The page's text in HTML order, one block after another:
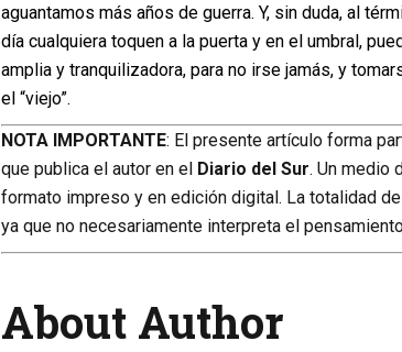
aguantamos más años de guerra. Y, sin duda, al
día cualquiera toquen a la puerta y en el umbral,
amplia y tranquilizadora, para no irse jamás, y
el “viejo”.
NOTA IMPORTANTE: El presente artículo forma
que publica el autor en el Diario del Sur. Un medio
formato impreso y en edición digital. La totalidad
ya que no necesariamente interpreta el
About Author